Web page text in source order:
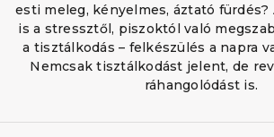
esti meleg, kényelmes, áztató fürdés?
is a stressztől, piszoktól való
a tisztálkodás – felkészülés a napra
Nemcsak tisztálkodást jelent, de
ráhangolódást is.